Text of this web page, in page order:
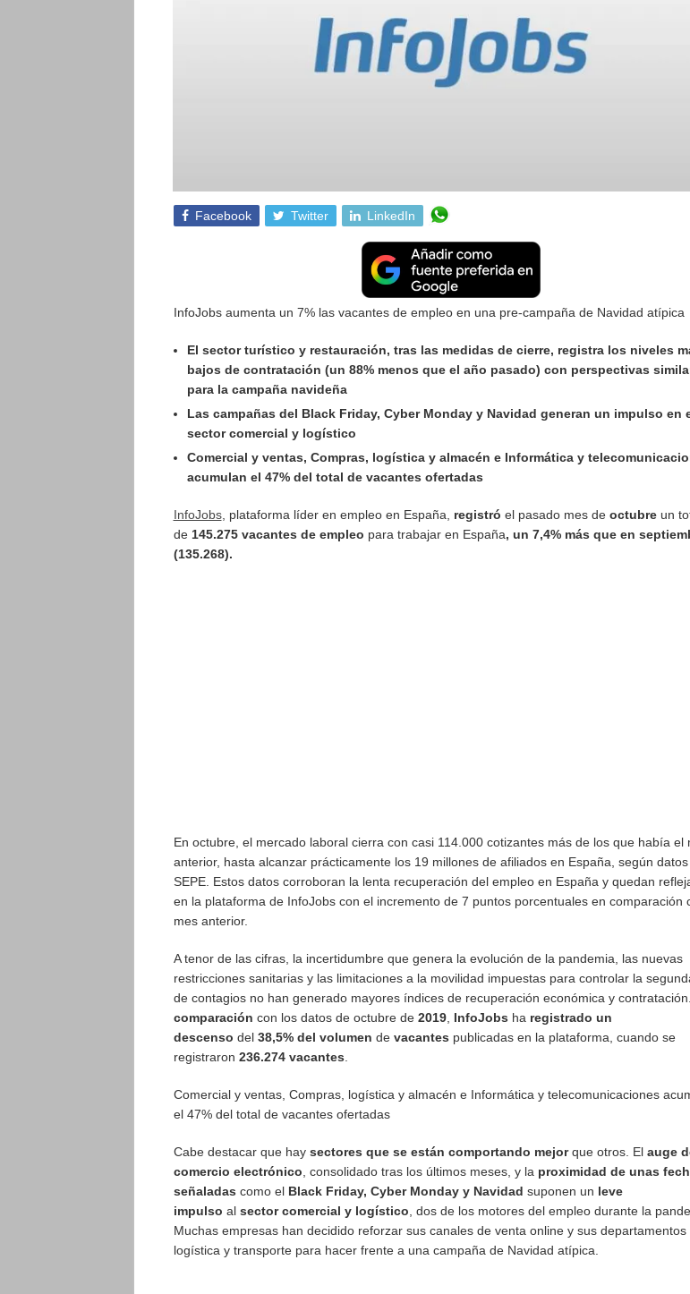
Facebook Twitter LinkedIn
InfoJobs aumenta un 7% las vacantes de empleo en una pre-campaña de Navidad atípica
El sector turístico y restauración, tras las medidas de cierre, registra los niveles
bajos de contratación (un 88% menos que el año pasado) con perspectivas
para la campaña navideña
Las campañas del Black Friday, Cyber Monday y Navidad generan un impulso en
sector comercial y logístico
Comercial y ventas, Compras, logística y almacén e Informática y
acumulan el 47% del total de vacantes ofertadas
InfoJobs, plataforma líder en empleo en España, registró el pasado mes de octubre un
de145.275 vacantes de empleo para trabajar en España, un 7,4% más que en
(135.268).
En octubre, el mercado laboral cierra con casi 114.000 cotizantes más de los que había el
anterior, hasta alcanzar prácticamente los 19 millones de afiliados en España, según
SEPE. Estos datos corroboran la lenta recuperación del empleo en España y quedan
en la plataforma de InfoJobs con el incremento de 7 puntos porcentuales en comparación
mes anterior.
A tenor de las cifras, la incertidumbre que genera la evolución de la pandemia, las nuevas
restricciones sanitarias y las limitaciones a la movilidad impuestas para controlar la
de contagios no han generado mayores índices de recuperación económica y contratación.
comparación con los datos de octubre de2019, InfoJobs ha registrado un
descenso del 38,5% del volumen de vacantes publicadas en la plataforma, cuando se
registraron 236.274 vacantes
Comercial y ventas, Compras, logística y almacén e Informática y telecomunicaciones
el 47% del total de vacantes ofertadas
Cabe destacar que hay sectores que se están comportando mejorque otros. El auge
comercio electrónico , consolidado tras los últimos meses, y la proximidad de unas
señaladas como el Black Friday, Cyber Monday y Navidad suponen un leve
impulso al sector comercial y logístico , dos de los motores del empleo durante la
Muchas empresas han decidido reforzar sus canales de venta online y sus departamentos
logística y transporte para hacer frente a una campaña de Navidad atípica.